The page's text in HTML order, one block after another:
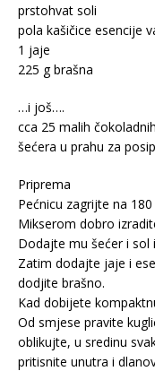
prstohvat soli
pola kašičice esencije
1 jaje
225 g brašna
…i još….
cca 25 malih
šećera u prahu za
Priprema
Pećnicu zagrijte na
Mikserom dobro
Dodajte mu šećer i sol
Zatim dodajte jaje i
dodjite brašno.
Kad dobijete
Od smjese pravite
oblikujte, u sredinu
pritisnite unutra i